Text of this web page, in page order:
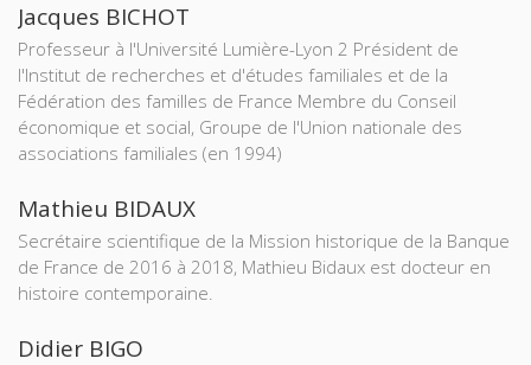
Jacques BICHOT
Professeur à l'Université Lumière-Lyon 2 Président de
l'Institut de recherches et d'études familiales et de la
Fédération des familles de France Membre du Conseil
économique et social, Groupe de l'Union nationale des
associations familiales (en 1994)
Mathieu BIDAUX
Secrétaire scientifique de la Mission historique de la Banque
de France de 2016 à 2018, Mathieu Bidaux est docteur en
histoire contemporaine.
Didier BIGO